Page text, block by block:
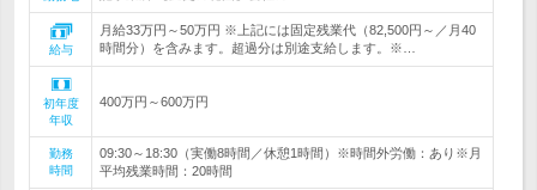
給与
月給33万円～50万円 ※上記には固定残業代（82,500円～／月40
時間分）を含みます。超過分は別途支給します。※…
初年度
年収
400万円～600万円
勤務
時間
09:30～18:30（実働8時間／休憩1時間）※時間外労働：あり※月
平均残業時間：20時間